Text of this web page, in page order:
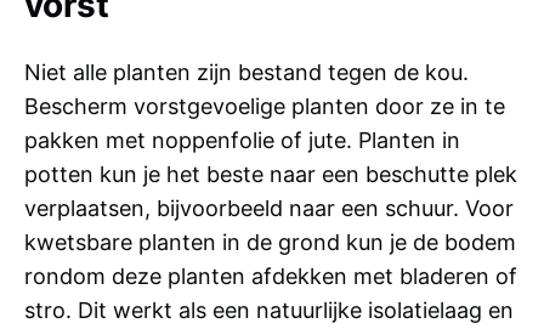
Niet alle planten zijn bestand tegen de kou.
Bescherm vorstgevoelige planten door ze in te
pakken met noppenfolie of jute. Planten in
potten kun je het beste naar een beschutte plek
verplaatsen, bijvoorbeeld naar een schuur. Voor
kwetsbare planten in de grond kun je de bodem
rondom deze planten afdekken met bladeren of
stro. Dit werkt als een natuurlijke isolatielaag en